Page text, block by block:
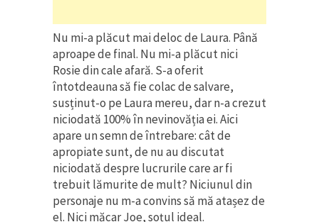
Nu mi-a plăcut mai deloc de Laura. Până
aproape de final. Nu mi-a plăcut nici
Rosie din cale afară. S-a oferit
întotdeauna să fie colac de salvare,
susținut-o pe Laura mereu, dar n-a crezut
niciodată 100% în nevinovăția ei. Aici
apare un semn de întrebare: cât de
apropiate sunt, de nu au discutat
niciodată despre lucrurile care ar fi
trebuit lămurite de mult? Niciunul din
personaje nu m-a convins să mă atașez de
el. Nici măcar Joe, soțul ideal.